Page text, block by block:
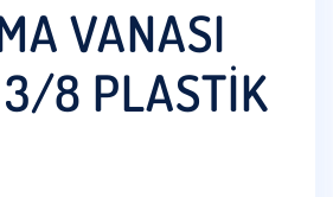
VANASI
8 PLASTIK